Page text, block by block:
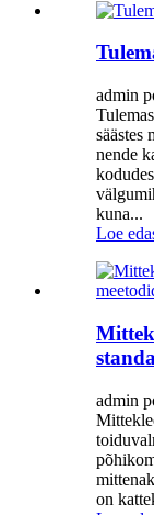
admin
säästes
nende
kuna...
Loe
admin
on